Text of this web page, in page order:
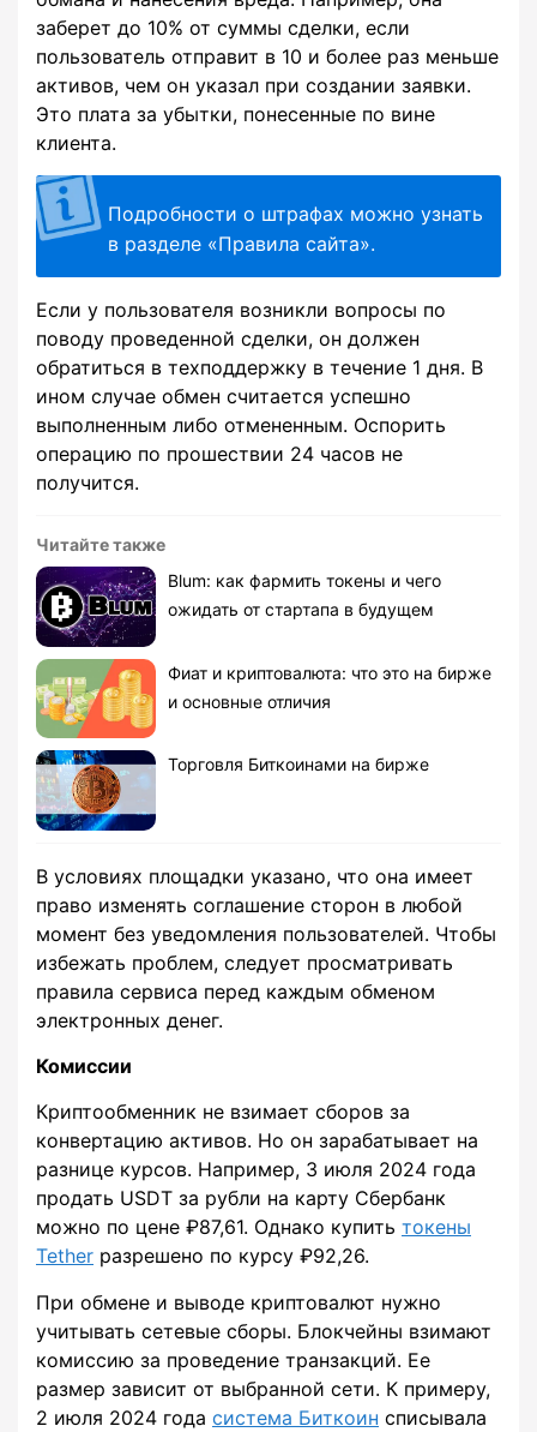
заберет до 10% от суммы сделки, если
пользователь отправит в 10 и более раз меньше
активов, чем он указал при создании заявки.
Это плата за убытки, понесенные по вине
клиента.
Подробности о штрафах можно узнать
в разделе «Правила сайта».
Если у пользователя возникли вопросы по
поводу проведенной сделки, он должен
обратиться в техподдержку в течение 1 дня. В
ином случае обмен считается успешно
выполненным либо отмененным. Оспорить
операцию по прошествии 24 часов не
получится.
Читайте также
Blum: как фармить токены и чего
ожидать от стартапа в будущем
Фиат и криптовалюта: что это на бирже
и основные отличия
Торговля Биткоинами на бирже
В условиях площадки указано, что она имеет
право изменять соглашение сторон в любой
момент без уведомления пользователей. Чтобы
избежать проблем, следует просматривать
правила сервиса перед каждым обменом
электронных денег.
Комиссии
Криптообменник не взимает сборов за
конвертацию активов. Но он зарабатывает на
разнице курсов. Например, 3 июля 2024 года
продать USDT за рубли на карту Сбербанк
можно по цене ₽87,61. Однако купить токены
Tether разрешено по курсу ₽92,26.
При обмене и выводе криптовалют нужно
учитывать сетевые сборы. Блокчейны взимают
комиссию за проведение транзакций. Ее
размер зависит от выбранной сети. К примеру,
2 июля 2024 года система Биткоин списывала